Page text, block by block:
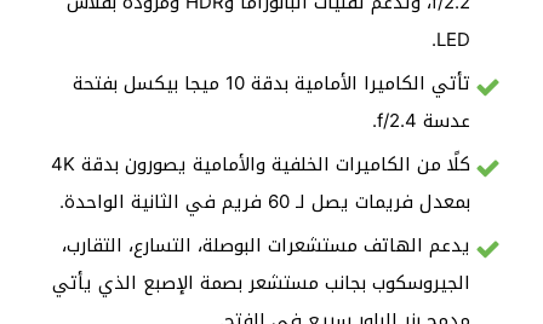
LED.
تأتي الكاميرا الأمامية بدقة 10 ميجا بيكسل بفتحة
عدسة f/2.4.
كلًا من الكاميرات الخلفية والأمامية يصورون بدقة 4K
بمعدل فريمات يصل لـ 60 فريم في الثانية الواحدة.
يدعم الهاتف مستشعرات البوصلة، التسارع، التقارب،
الجيروسكوب بجانب مستشعر بصمة الإصبع الذي يأتي